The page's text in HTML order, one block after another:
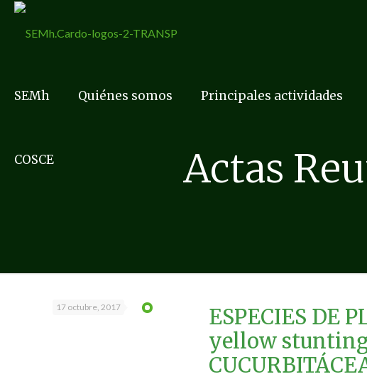
SEMh Quiénes somos Principales actividades
COSCE Actas
17 octubre, 2017
ESPECIES DE
yellow stunting